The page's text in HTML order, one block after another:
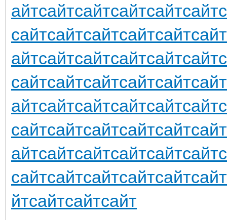
айтсайтсайтсайтсайтсайт
сайтсайтсайтсайтсайтсайт
айтсайтсайтсайтсайтсайт
сайтсайтсайтсайтсайтсайт
айтсайтсайтсайтсайтсайт
сайтсайтсайтсайтсайтсайт
айтсайтсайтсайтсайтсайт
сайтсайтсайтсайтсайтсайт
йтсайтсайтсайт